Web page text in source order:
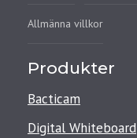
Allmänna villkor
Produkter
Bacticam
Digital Whiteboard